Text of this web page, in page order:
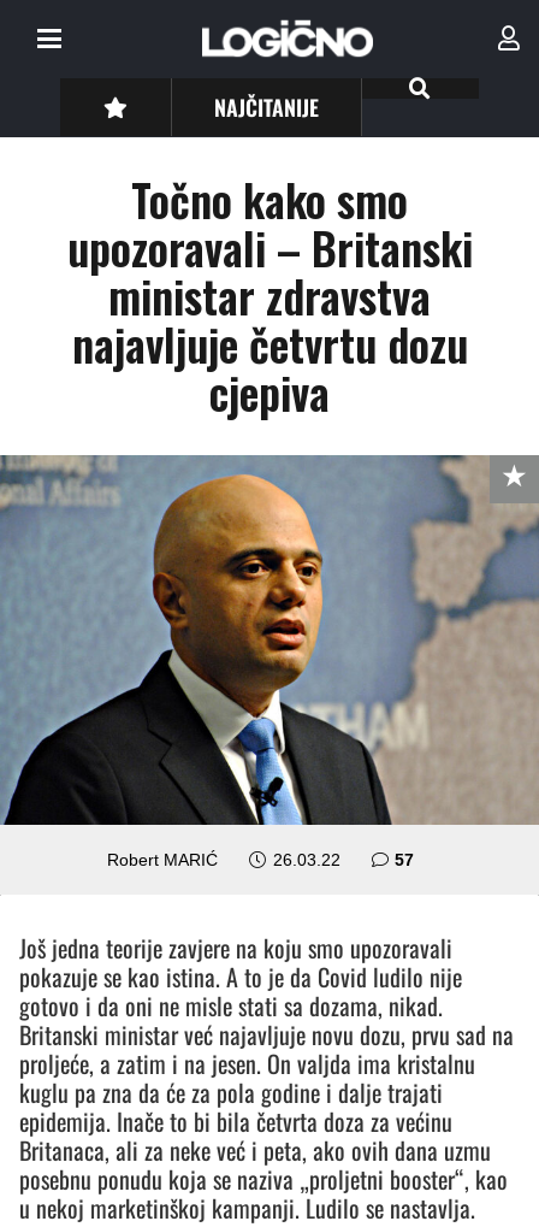
NAJČITANIJE
Točno kako smo
upozoravali – Britanski
ministar zdravstva
najavljuje četvrtu dozu
cjepiva
Robert MARIĆ 26.03.22 57komentara
Još jedna teorije zavjere na koju smo upozoravali
pokazuje se kao istina. A to je da Covid ludilo nije
gotovo i da oni ne misle stati sa dozama, nikad.
Britanski ministar već najavljuje novu dozu, prvu sad na
proljeće, a zatim i na jesen. On valjda ima kristalnu
kuglu pa zna da će za pola godine i dalje trajati
epidemija. Inače to bi bila četvrta doza za većinu
Britanaca, ali za neke već i peta, ako ovih dana uzmu
posebnu ponudu koja se naziva „proljetni booster“, kao
u nekoj marketinškoj kampanji. Ludilo se nastavlja.